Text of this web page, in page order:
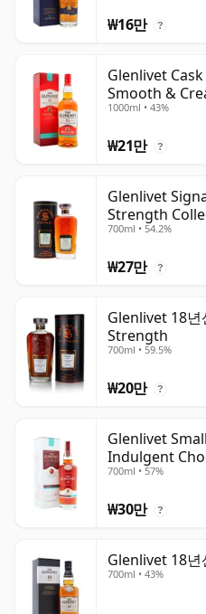
₩16만 ?
Glenlivet
Smooth &
1000ml • 43%
₩21만 ?
Glenlivet
Strength
700ml • 54.2%
₩27만 ?
Glenlivet 18
Strength
700ml • 59.5%
₩20만 ?
Glenlivet
Indulgent
700ml • 57%
₩30만 ?
Glenlivet 18
700ml • 43%